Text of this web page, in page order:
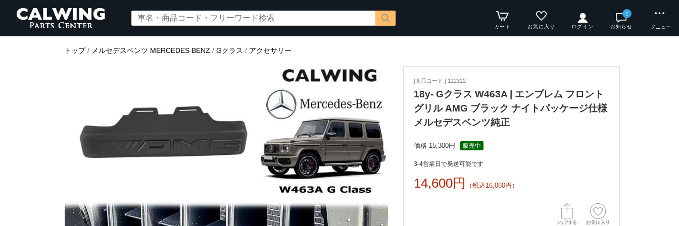
カート お気に入り ログイン
!
お知らせ メニュー
トップ/ メルセデスベンツ MERCEDES BENZ / Gクラス / アクセサリー
[商品コード ] 122322
18y- Gクラス W463A | エンブレム フロント
グリル AMG ブラック ナイトパッケージ仕様
メルセデスベンツ純正
価格 15,300円 販売中
3-4営業日で発送可能です
14,600円 （税込16,060円）